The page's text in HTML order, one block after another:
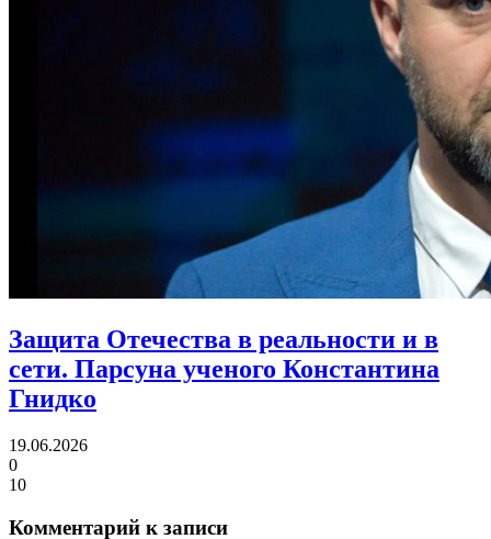
Защита Отечества в реальности и в
сети. Парсуна ученого Константина
Гнидко
19.06.2026
0
10
Комментарий к записи